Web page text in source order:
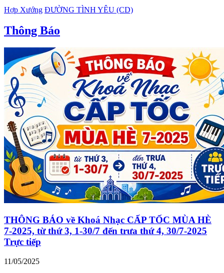
Hợp Xướng ĐƯỜNG TÌNH YÊU (CD)
Thông Báo
THÔNG BÁO về Khoá Nhạc CẤP TỐC MÙA HÈ
7-2025, từ thứ 3, 1-30/7 đến trưa thứ 4, 30/7-2025
Trực tiếp
11/05/2025